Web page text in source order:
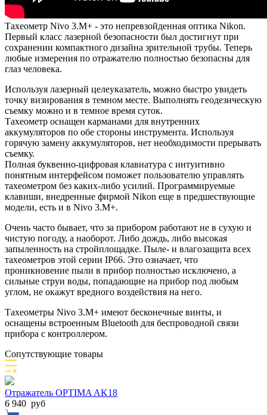
Тахеометр Nivo 3.M+ - это непревзойденная оптика Nikon.
Первый класс лазерной безопасности был достигнут при
сохранении компактного дизайна зрительной трубы. Теперь
любые измерения по отражателю полностью безопасны для
глаз человека.
Используя лазерный целеуказатель, можно быстро увидеть
точку визирования в темном месте. Выполнять геодезическую
съемку можно и в темное время суток.
Тахеометр оснащен карманами для внутренних
аккумуляторов по обе стороны инструмента. Используя
горячую замену аккумуляторов, нет необходимости прерывать
съемку.
Полная буквенно-цифровая клавиатура с интуитивно
понятным интерфейсом поможет пользователю управлять
тахеометром без каких-либо усилий. Программируемые
клавиши, внедренные фирмой Nikon еще в предшествующие
модели, есть и в Nivo 3.M+.
Очень часто бывает, что за прибором работают не в сухую и
чистую погоду, а наоборот. Либо дождь, либо высокая
запыленность на стройплощадке. Пыле- и влагозащита всех
тахеометров этой серии IP66. Это означает, что
проникновение пыли в прибор полностью исключено, а
сильные струи воды, попадающие на прибор под любым
углом, не окажут вредного воздействия на него.
Тахеометры Nivo 3.M+ имеют бесконечные винты, и
оснащены встроенным Bluetooth для беспроводной связи
прибора с контроллером.
Сопутствующие товары
Отражатель OPTIMA AK18
6 940 руб